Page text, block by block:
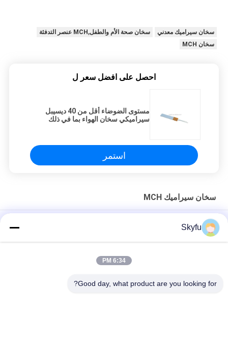
سخان سيراميك معدني
سخان صحة الأم والطفل,MCH عنصر التدفئة
سخان MCH
احصل على افضل سعر ل
مستوى الضوضاء أقل من 40 ديسيبل
سيراميكي سخان الهواء بما في ذلك
استمر
سخان سيراميك MCH
ذلك المواد الصوفية من الألومنيوم عالية درجة الحرارة المصممة للتدفئة
عنصر تسخين MCH سيراميك مع حماية من الحرارة الزائدة ودرجة
حرارة ثابتة لمكواة اللحام (مقاومة 100-600 أوم)
سخان سيراميك ذو طبقة سميكة من نوع PTC
Skyfu
6:34 PM
Good day, what product are you looking for?